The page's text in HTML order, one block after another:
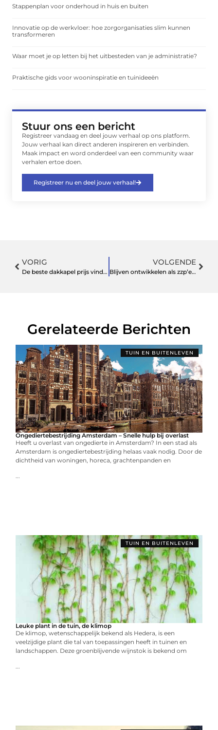
Stappenplan voor onderhoud in huis en buiten
Innovatie op de werkvloer: hoe zorgorganisaties slim kunnen
transformeren
Waar moet je op letten bij het uitbesteden van je administratie?
Praktische gids voor wooninspiratie en tuinideeën
Stuur ons een bericht
Registreer vandaag en deel jouw verhaal op ons platform.
Jouw verhaal kan direct anderen inspireren en verbinden.
Maak impact en word onderdeel van een community waar
verhalen ertoe doen.
Registreer nu en deel jouw verhaal!
VORIG
De beste dakkapel prijs vindt u bij ons!
VOLGENDE
Blijven ontwikkelen als zzp’er? Geef uw administratie uit handen!
Gerelateerde Berichten
TUIN EN BUITENLEVEN
Ongediertebestrijding Amsterdam – Snelle hulp bij overlast
Heeft u overlast van ongedierte in Amsterdam? In een stad als
Amsterdam is ongediertebestrijding helaas vaak nodig. Door de
dichtheid van woningen, horeca, grachtenpanden en
...
TUIN EN BUITENLEVEN
Leuke plant in de tuin, de klimop
De klimop, wetenschappelijk bekend als Hedera, is een
veelzijdige plant die tal van toepassingen heeft in tuinen en
landschappen. Deze groenblijvende wijnstok is bekend om
...